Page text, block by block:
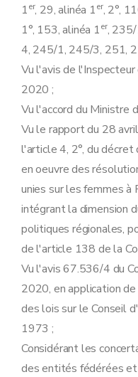
1er, 29, alinéa 1er, 2°,
1°, 153, alinéa 1er,
4, 245/1, 245/3, 251,
Vu l'avis de l'Inspecteur
2020 ;
Vu l'accord du Ministre
Vu le rapport du 28
l'article 4, 2°, du
en oeuvre des
unies sur les femmes
intégrant la dimension
politiques régionales,
de l'article 138 de la
Vu l'avis 67.536/4 du
2020, en application
des lois sur le Conseil
1973 ;
Considérant les
des entités fédérées